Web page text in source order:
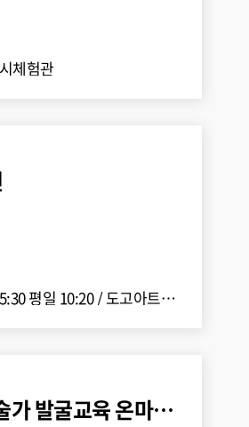
체험관
평일 10:20/도고아트홀 공연장
<장애예술창작공간 온마루> 신진예술가 발굴교육 온마루교실 1 ..